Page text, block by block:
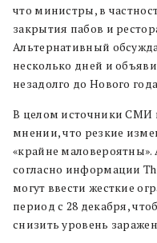
что министры, в
закрытия пабов и
Альтернативный
несколько дней и
незадолго до Нового
В целом источники СМИ
мнении, что резкие
«крайне
согласно информации
могут ввести жесткие
период с 28 декабря,
снизить уровень